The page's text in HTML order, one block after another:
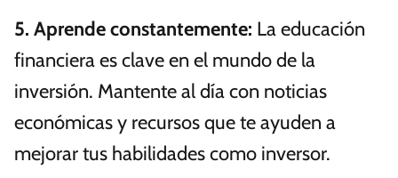
5. Aprende constantemente: La educación
financiera es clave en el mundo de la
inversión. Mantente al día con noticias
económicas y recursos que te ayuden a
mejorar tus habilidades como inversor.